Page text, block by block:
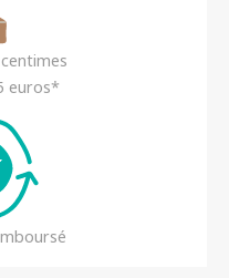
euros*